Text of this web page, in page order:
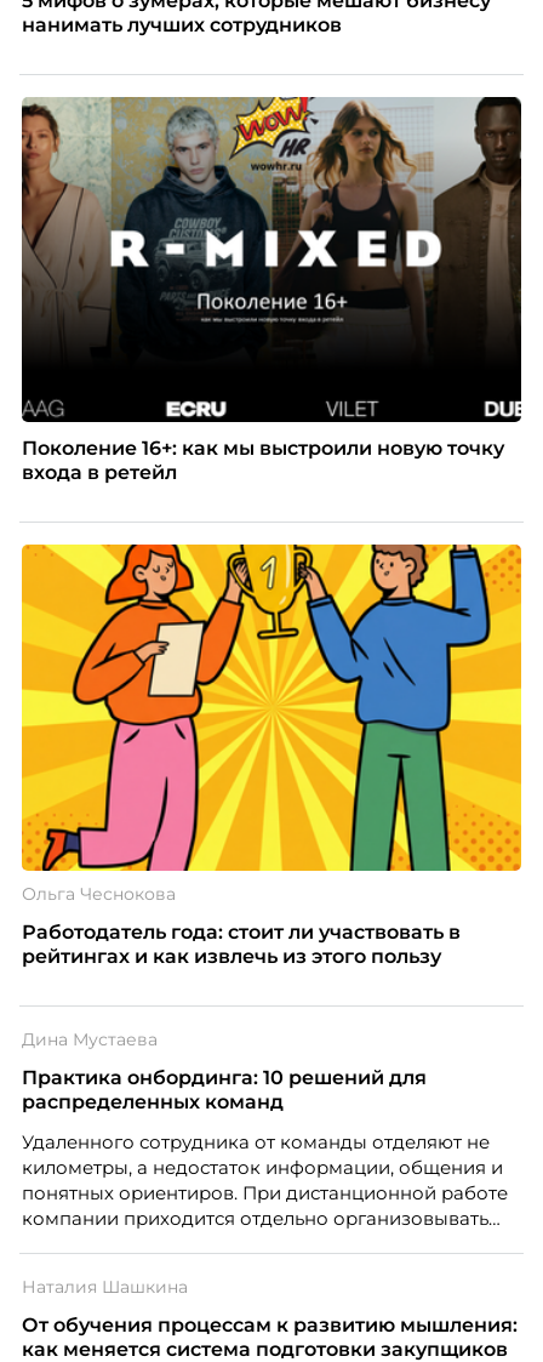
нанимать лучших сотрудников
Поколение 16+: как мы выстроили новую точку
входа в ретейл
Ольга Чеснокова
Работодатель года: стоит ли участвовать в
рейтингах и как извлечь из этого пользу
Дина Мустаева
Практика онбординга: 10 решений для
распределенных команд
Удаленного сотрудника от команды отделяют не
километры, а недостаток информации, общения и
понятных ориентиров. При дистанционной работе
компании приходится отдельно организовывать
по работе с персоналом Инфомаксимум,
рассказывает, как выстроить адаптацию
распределенной команды без лишнего контроля и
Наталия Шашкина
От обучения процессам к развитию мышления:
как меняется система подготовки закупщиков